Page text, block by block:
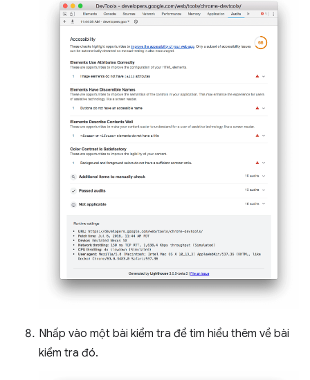
Nhấp vào một bài kiểm tra để tìm hiểu thêm về bài
kiểm tra đó.